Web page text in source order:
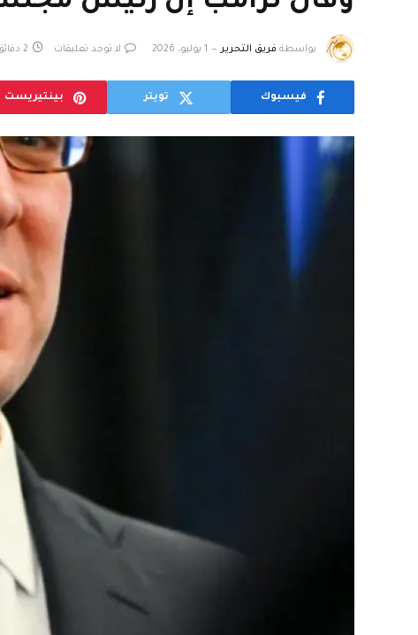
بواسطة فريق التحرير 1 يوليو، 2026 لا توجد تعليقات 2 دقائق
فيسبوك تويتر بينتيريست